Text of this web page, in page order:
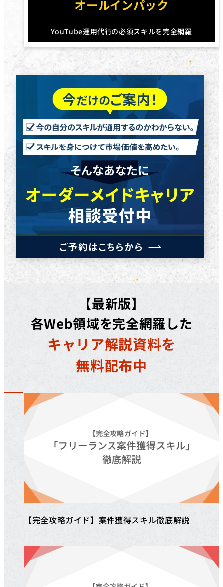
オールインパック
YouTube運用代行の必須スキルを完全網羅
円
【最新版】
各Web領域を完全網羅した
キャリア解説資料を
無料配布中
【完全攻略ガイド】案件獲得スキル徹底解説